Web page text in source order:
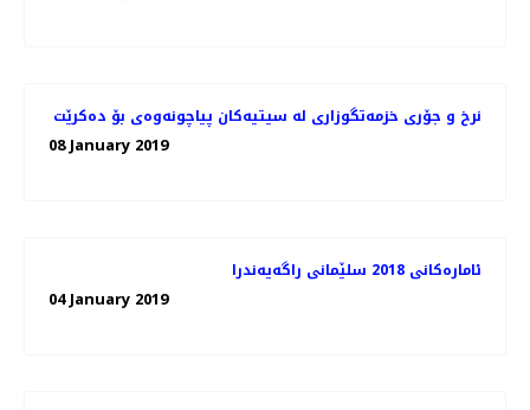
08 January 2019
ئاماره‌كانی 2018 سلێمانی راگه‌یه‌ندرا
04 January 2019